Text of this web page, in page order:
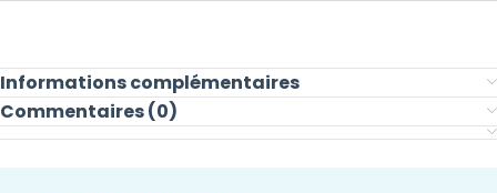
Informations complémentaires
Commentaires (0)